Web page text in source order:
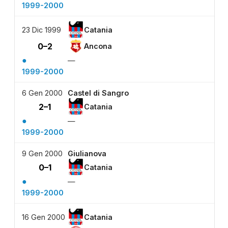
1999-2000
23 Dic 1999 Catania
0–2 Ancona
●
—
1999-2000
6 Gen 2000 Castel di Sangro
2–1 Catania
●
—
1999-2000
9 Gen 2000 Giulianova
0–1 Catania
●
—
1999-2000
16 Gen 2000 Catania